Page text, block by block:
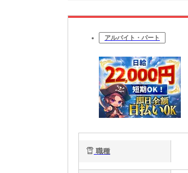
アルバイト・パート
職種